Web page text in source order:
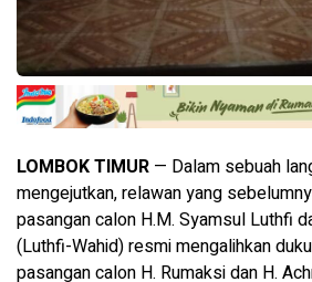
LOMBOK TIMUR — Dalam sebuah
mengejutkan, relawan yang
pasangan calon H.M. Syamsul Luthfi
(Luthfi-Wahid) resmi mengalihkan
pasangan calon H. Rumaksi dan H.